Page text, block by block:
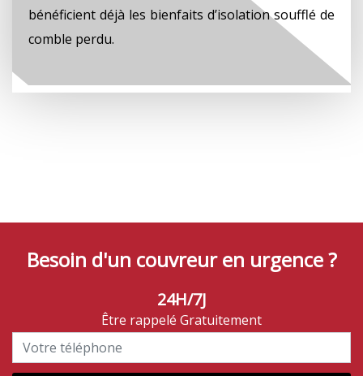
bénéficient déjà les bienfaits d’isolation soufflé de
comble perdu.
Besoin d'un couvreur en urgence ?
24H/7J
Être rappelé Gratuitement